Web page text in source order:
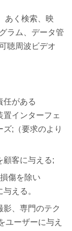
あく検索、映
ラム、データ管
聴周波ビデオ
任がある
置インターフェ
;（要求のより
顧客に与える;
傷を除い
える。
影、専門のテク
ユーザーに与え